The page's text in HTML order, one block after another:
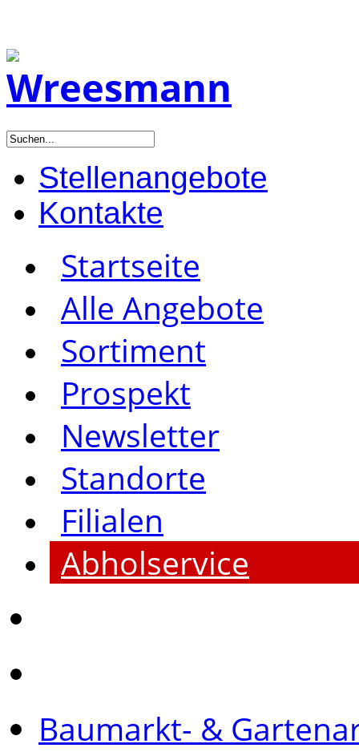
Stellenangebote
Kontakte
Startseite
Alle Angebote
Sortiment
Prospekt
Newsletter
Standorte
Filialen
Abholservice
Baumarkt- &